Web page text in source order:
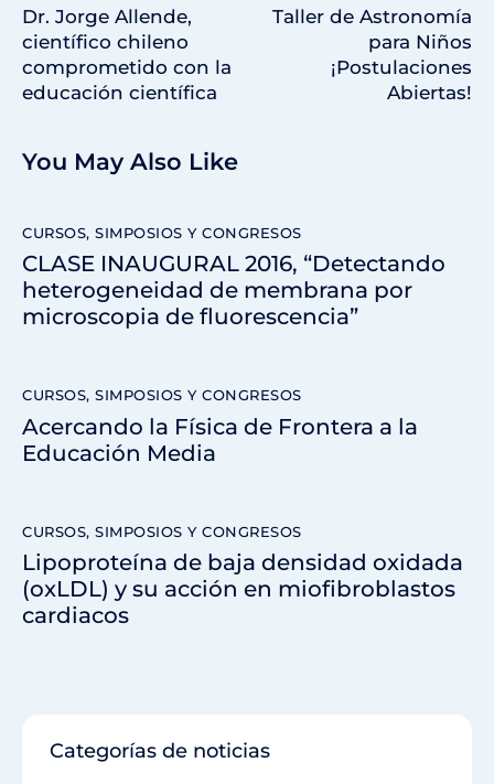
Dr. Jorge Allende,
científico chileno
comprometido con la
educación científica
Taller de Astronomía
para Niños
¡Postulaciones
Abiertas!
You May Also Like
CURSOS, SIMPOSIOS Y CONGRESOS
CLASE INAUGURAL 2016, “Detectando
heterogeneidad de membrana por
microscopia de fluorescencia”
CURSOS, SIMPOSIOS Y CONGRESOS
Acercando la Física de Frontera a la
Educación Media
CURSOS, SIMPOSIOS Y CONGRESOS
Lipoproteína de baja densidad oxidada
(oxLDL) y su acción en miofibroblastos
cardiacos
Categorías de noticias